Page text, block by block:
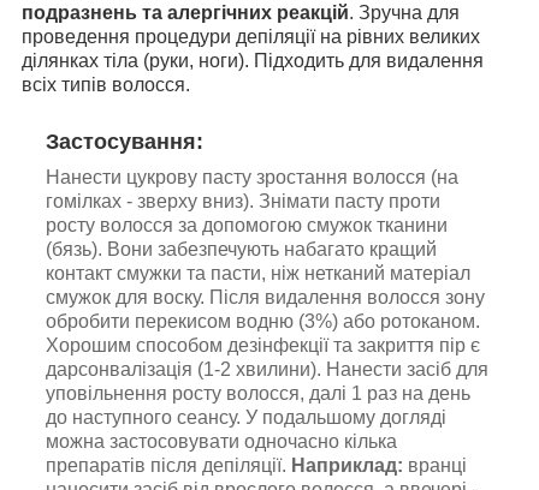
подразнень та алергічних реакцій. Зручна для
проведення процедури депіляції на рівних великих
ділянках тіла (руки, ноги). Підходить для видалення
всіх типів волосся.
Застосування:
Нанести цукрову пасту зростання волосся (на
гомілках - зверху вниз). Знімати пасту проти
росту волосся за допомогою смужок тканини
(бязь). Вони забезпечують набагато кращий
контакт смужки та пасти, ніж нетканий матеріал
смужок для воску. Після видалення волосся зону
обробити перекисом водню (3%) або ротоканом.
Хорошим способом дезінфекції та закриття пір є
дарсонвалізація (1-2 хвилини). Нанести засіб для
уповільнення росту волосся, далі 1 раз на день
до наступного сеансу. У подальшому догляді
можна застосовувати одночасно кілька
препаратів після депіляції. Наприклад: вранці